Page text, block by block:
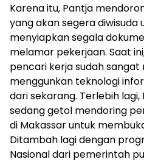
Karena itu, Pantja
yang akan segera diwisuda
menyiapkan segala
melamar pekerjaan. Saat
pencari kerja sudah sangat
menggunkan teknologi
dari sekarang. Terlebih
sedang getol mendoring
di Makassar untuk
Ditambah lagi dengan
Nasional dari pemerintah